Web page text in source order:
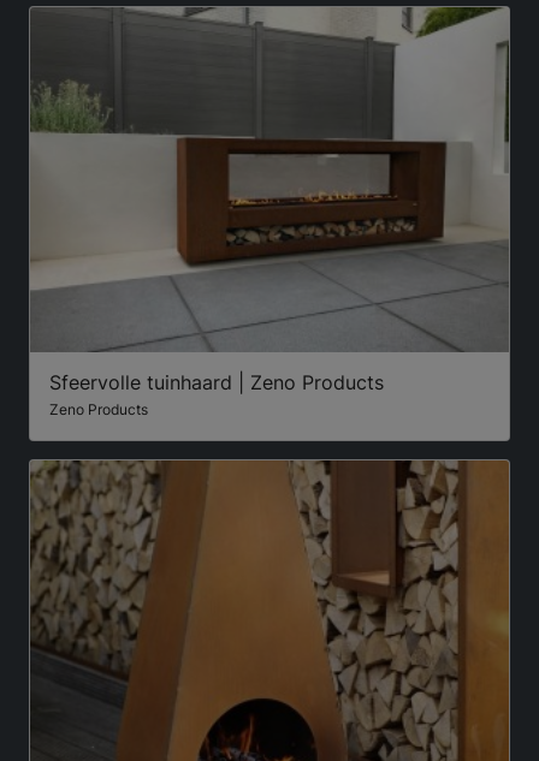
Sfeervolle tuinhaard | Zeno Products
Zeno Products